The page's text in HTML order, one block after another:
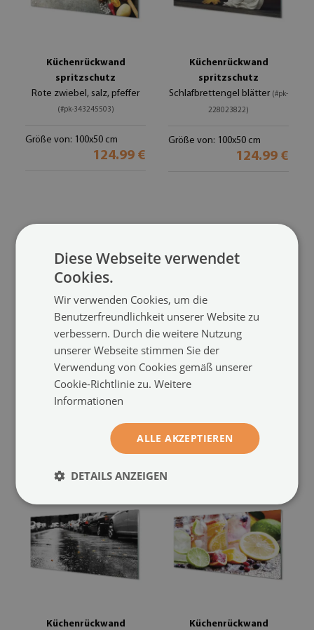
Küchenrückwand
spritzschutz
Rote zwiebel, salz, pfeffer
(#pk-343245503)
Größe von: 100x50 cm
124.99 €
Küchenrückwand
spritzschutz
Schlafbrettengel blätter (#pk-
228023822)
Größe von: 100x50 cm
124.99 €
Küchenrückwand
Spinat avocado mais
124.99 €
Küchenrückwand
Cocktails erdbeerkiwi
Größe von: 100x50 cm
124.99 €
Küchenrückwand
Küchenrückwand
Diese Webseite verwendet
Cookies.
Wir verwenden Cookies, um die
Benutzerfreundlichkeit unserer Website zu
verbessern. Durch die weitere Nutzung
unserer Webseite stimmen Sie der
Verwendung von Cookies gemäß unserer
Cookie-Richtlinie zu.Weitere
Informationen
ALLE AKZEPTIEREN
DETAILS ANZEIGEN